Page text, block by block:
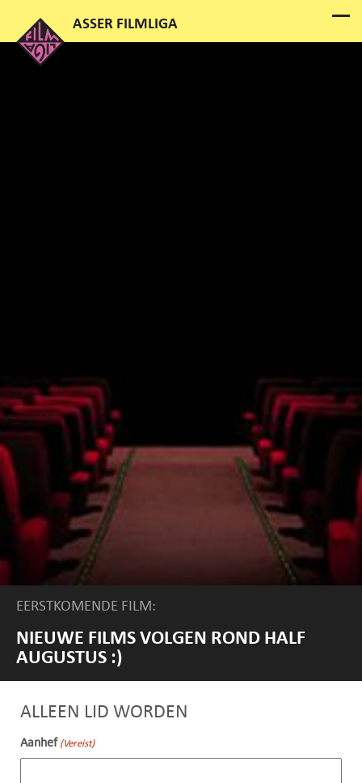
EERSTKOMENDE FILM:
NIEUWE FILMS VOLGEN ROND HALF
AUGUSTUS :)
ALLEEN LID WORDEN
Aanhef (Vereist)